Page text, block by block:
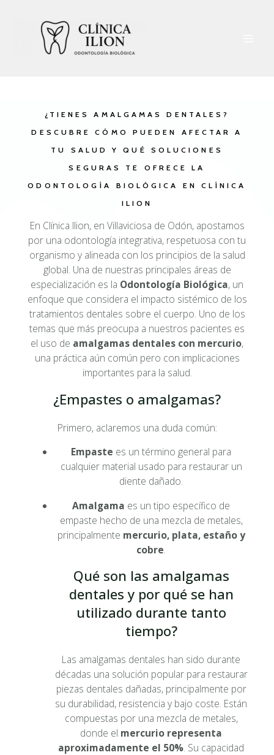
¿TIENES AMALGAMAS DENTALES?
DESCUBRE CÓMO PUEDEN AFECTAR A
TU SALUD Y QUÉ SOLUCIONES
SEGURAS TE OFRECE LA
ODONTOLOGÍA BIOLÓGICA EN CLÍNICA
ILION
En Clínica Ilion, en Villaviciosa de Odón, apostamos
por una odontología integrativa, respetuosa con tu
organismo y alineada con los principios de la salud
global. Una de nuestras principales áreas de
especialización es la Odontología Biológica, un
enfoque que considera el impacto sistémico de los
tratamientos dentales sobre el cuerpo. Uno de los
temas que más preocupa a nuestros pacientes es
el uso de amalgamas dentales con mercurio,
una práctica aún común pero con implicaciones
importantes para la salud.
¿Empastes o amalgamas?
Primero, aclaremos una duda común:
Empaste es un término general para
cualquier material usado para restaurar un
diente dañado.
Amalgama es un tipo específico de
empaste hecho de una mezcla de metales,
principalmente mercurio, plata, estaño y
cobre.
Qué son las amalgamas
dentales y por qué se han
utilizado durante tanto
tiempo?
Las amalgamas dentales han sido durante
décadas una solución popular para restaurar
piezas dentales dañadas, principalmente por
su durabilidad, resistencia y bajo coste. Están
compuestas por una mezcla de metales,
donde el mercurio representa
aproximadamente el 50%. Su capacidad